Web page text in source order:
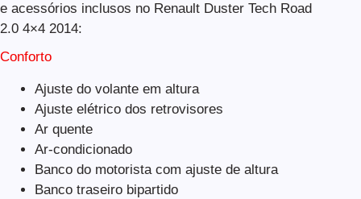
e acessórios inclusos no Renault Duster Tech Road
2.0 4×4 2014:
Conforto
Ajuste do volante em altura
Ajuste elétrico dos retrovisores
Ar quente
Ar-condicionado
Banco do motorista com ajuste de altura
Banco traseiro bipartido